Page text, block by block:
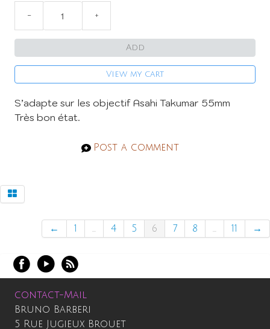
− +
Add
View my cart
S’adapte sur les objectif Asahi Takumar 55mm
Très bon état.
Post a comment
← 1 ... 4 5 6 7 8 ... 11 →
contact-Mail
Bruno Barberi
5 Rue Jugieux Brouet